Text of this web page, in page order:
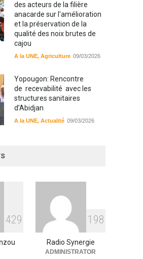
des acteurs de la filière
anacarde sur l'amélioration
et la préservation de la
qualité des noix brutes de
cajou
A la UNE, Agriculture 09/03/2026
Yopougon: Rencontre
de recevabilité avec les
structures sanitaires
d’Abidjan
A la UNE, Actualité 09/03/2026
RFI Forme ses journalistes et
techniciens radios
partenaires.
Actualité 09/03/2026
429 1 98
Radio Synergie
ADMINISTRATOR